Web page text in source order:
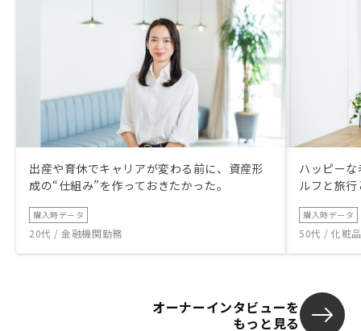
一方、上述の
魅力を今後も
ければと思い
を技術や折衝
向上（御社の
行回数になる
かった新たな
むことで、関
と我々顧客の
る可能性を感
出産や育休でキャリアが変わる前に、資産形
成の“仕組み”を作っておきたかった。
購入時データ
20代 / 金融機関勤務
ハッピー
ルフと旅
購入時データ
50代 / 化粧
オーナーインタビューを
もっと見る